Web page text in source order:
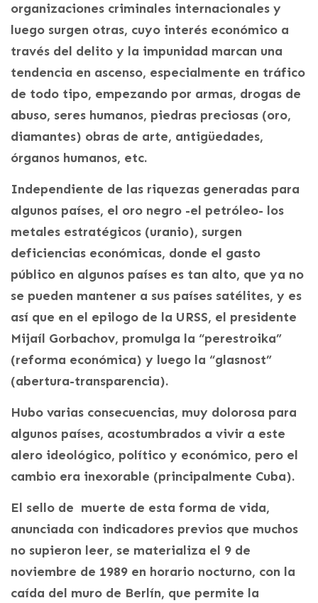
organizaciones criminales internacionales y
luego surgen otras, cuyo interés económico a
través del delito y la impunidad marcan una
tendencia en ascenso, especialmente en tráfico
de todo tipo, empezando por armas, drogas de
abuso, seres humanos, piedras preciosas (oro,
diamantes) obras de arte, antigüedades,
órganos humanos, etc.
Independiente de las riquezas generadas para
algunos países, el oro negro -el petróleo- los
metales estratégicos (uranio), surgen
deficiencias económicas, donde el gasto
público en algunos países es tan alto, que ya no
se pueden mantener a sus países satélites, y es
así que en el epilogo de la URSS, el presidente
Mijaíl Gorbachov, promulga la “perestroika”
(reforma económica) y luego la “glasnost”
(abertura-transparencia).
Hubo varias consecuencias, muy dolorosa para
algunos países, acostumbrados a vivir a este
alero ideológico, político y económico, pero el
cambio era inexorable (principalmente Cuba).
El sello de muerte de esta forma de vida,
anunciada con indicadores previos que muchos
no supieron leer, se materializa el 9 de
noviembre de 1989 en horario nocturno, con la
caída del muro de Berlín, que permite la